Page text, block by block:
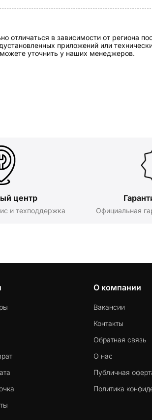
отличаться в зависимости от региона
приложений или
уточнить у наших менеджеров.
центр
и техподдержка Официальная
О компании
Вакансии
Контакты
Обратная связь
О нас
Публичная
Политика